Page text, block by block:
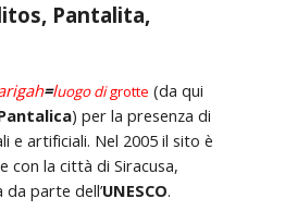
Pantalita,
=luogo digrotte (da qui
) per la presenza di
e artificiali. Nel 2005 il sito è
con la città di Siracusa,
da parte dell’UNESCO.